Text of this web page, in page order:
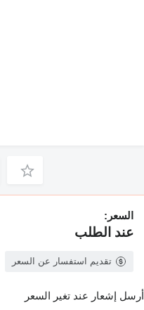
السعر:
عند الطلب
تقديم استفسار عن السعر
أرسل إشعار عند تغير السعر